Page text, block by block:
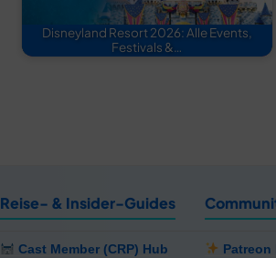
Disneyland Resort 2026: Alle Events,
Festivals &…
Reise- & Insider-Guides
Cast Member (CRP) Hub Patreon